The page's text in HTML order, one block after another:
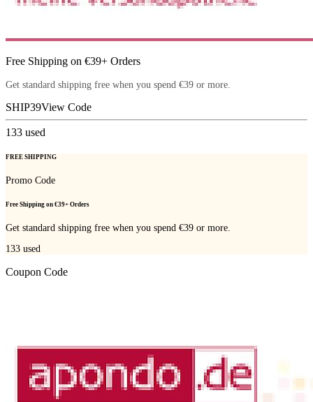
Free Shipping on €39+ Orders
Get standard shipping free when you spend €39 or more.
SHIP39View Code
133 used
FREE SHIPPING
Promo Code
Free Shipping on €39+ Orders
Get standard shipping free when you spend €39 or more.
133 used
Coupon Code